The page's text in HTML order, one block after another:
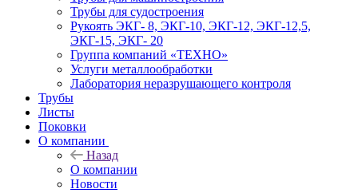
Трубы для судостроения
Рукоять ЭКГ- 8, ЭКГ-10, ЭКГ-12, ЭКГ-12,5,
ЭКГ-15, ЭКГ- 20
Группа компаний «ТЕХНО»
Услуги металлообработки
Лаборатория неразрушающего контроля
Трубы
Листы
Поковки
О компании
Назад
О компании
Новости